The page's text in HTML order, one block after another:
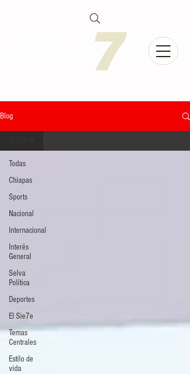
Blog
Todas
Chiapas
Sports
Nacional
Internacional
Interés
General
Selva
Política
Deportes
El Sie7e
Temas
Centrales
Estilo de
vida